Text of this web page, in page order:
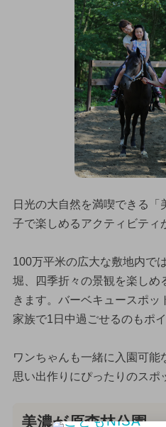
日光の大自然を満喫できる
子で楽しめるアクティビティ
100万平米の広大な敷地内で
堀、四季折々の景観を楽しめ
きます。バーベキュースポッ
家族で1日中過ごせるのもポイ
ワンちゃんも一緒に入園可
思い出作りにぴったりのスポ
美濃が原森林公園